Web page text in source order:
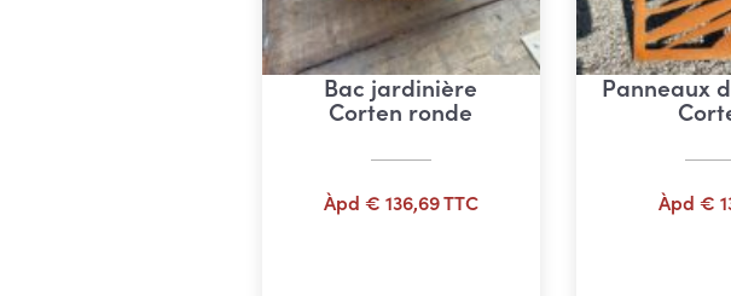
Bac jardinière
Corten ronde
Àpd € 136,69TTC
Panneaux
Àpd€